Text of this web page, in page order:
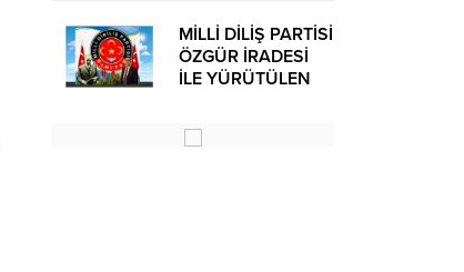
Basın Açıklaması
MİLLİ DİLİŞ PARTİSİ
ÖZGÜR İRADESİ
İLE YÜRÜTÜLEN
OLUŞUMUDUR